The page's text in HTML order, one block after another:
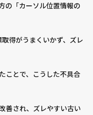
の「カーソル位置情報の
得がうまくいかず、ズレ
ことで、こうした不具合
善され、ズレやすい古い